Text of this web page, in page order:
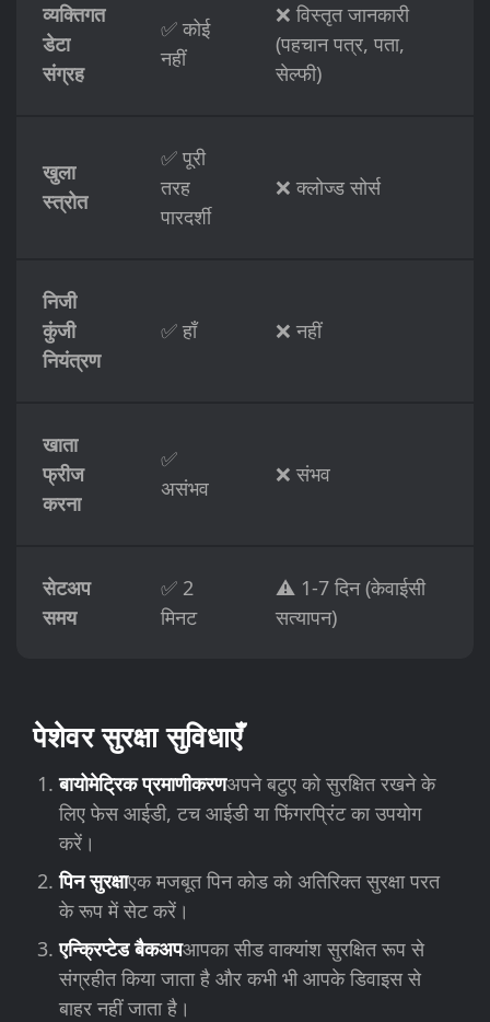
व्यक्तिगत
डेटा
संग्रह
✅ कोई
नहीं
❌ विस्तृत जानकारी
(पहचान पत्र, पता,
सेल्फी)
खुला
स्त्रोत
✅ पूरी
तरह
पारदर्शी
❌ क्लोज्ड सोर्स
निजी
कुंजी
नियंत्रण
✅ हाँ ❌ नहीं
खाता
फ्रीज
करना
✅
असंभव
❌ संभव
सेटअप
समय
✅ 2
मिनट
⚠️ 1-7 दिन (केवाईसी
सत्यापन)
पेशेवर सुरक्षा सुविधाएँ
बायोमेट्रिक प्रमाणीकरणअपने बटुए को सुरक्षित रखने के
लिए फेस आईडी, टच आईडी या फिंगरप्रिंट का उपयोग
करें।
पिन सुरक्षाएक मजबूत पिन कोड को अतिरिक्त सुरक्षा परत
के रूप में सेट करें।
एन्क्रिप्टेड बैकअपआपका सीड वाक्यांश सुरक्षित रूप से
संग्रहीत किया जाता है और कभी भी आपके डिवाइस से
बाहर नहीं जाता है।